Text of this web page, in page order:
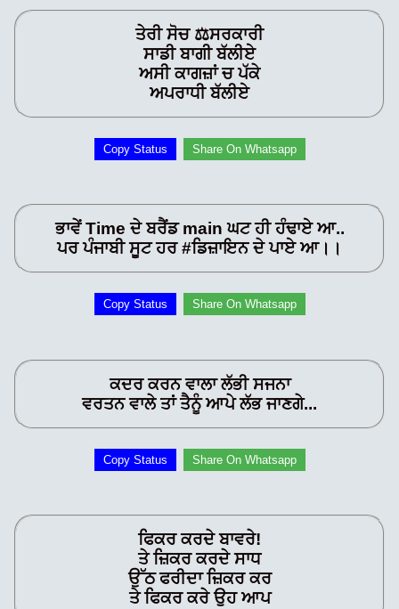
ਤੇਰੀ ਸੋਚ ⚖ਸਰਕਾਰੀ
ਸਾਡੀ ਬਾਗੀ ਬੱਲੀਏ
ਅਸੀ ਕਾਗਜ਼ਾਂ ਚ ਪੱਕੇ
ਅਪਰਾਧੀ ਬੱਲੀਏ
Copy Status Share On Whatsapp
ਭਾਵੇਂ Time ਦੇ ਬਰੈਂਡ main ਘਟ ਹੀ ਹੰਢਾਏ ਆ..
ਪਰ ਪੰਜਾਬੀ ਸੂਟ ਹਰ #ਡਿਜ਼ਾਇਨ ਦੇ ਪਾਏ ਆ।।
Copy Status Share On Whatsapp
ਕਦਰ ਕਰਨ‌ ਵਾਲਾ ਲੱਭੀ ਸਜਨਾ
ਵਰਤਨ ਵਾਲੇ ਤਾਂ ਤੈਨੂੰ ਆਪੇ ਲੱਭ ਜਾਣਗੇ...
Copy Status Share On Whatsapp
ਫਿਕਰ ਕਰਦੇ ਬਾਵਰੇ!
ਤੇ ਜ਼ਿਕਰ ਕਰਦੇ ਸਾਧ
ਉੱਠ ਫਰੀਦਾ ਜ਼ਿਕਰ ਕਰ
ਤੇ ਫਿਕਰ ਕਰੇ ਉਹ ਆਪ